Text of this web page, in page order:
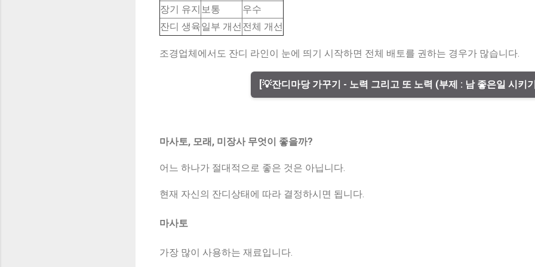
장기 유지 보통
우수
잔디 생육일부 개선 전체 개선
조경업체에서도 잔디 라인이 눈에 띄기 시작하면 전체 배토를 권하는 경우가 많습니다.
[💡잔디마당 가꾸기 - 노력 그리고 또 노력 (부제 : 남 좋은일 시키
마사토, 모래, 미장사 무엇이 좋을까?
어느 하나가 절대적으로 좋은 것은 아닙니다.
현재 자신의 잔디상태에 따라 결정하시면 됩니다.
마사토
가장 많이 사용하는 재료입니다.